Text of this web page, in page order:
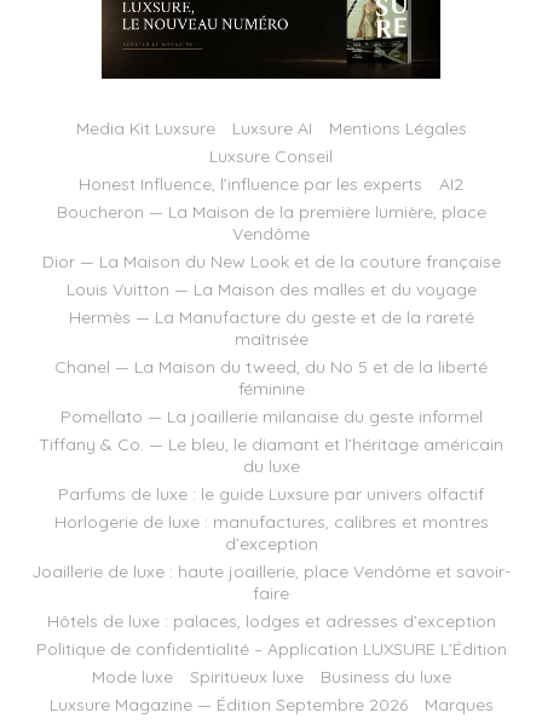
Media Kit Luxsure Luxsure AI
Mentions Légales
Luxsure Conseil
Honest Influence, l’influence par les experts
AI2
Boucheron — La Maison de la première lumière, place
Vendôme
Dior — La Maison du New Look et de la couture française
Louis Vuitton — La Maison des malles et du voyage
Hermès — La Manufacture du geste et de la rareté
maîtrisée
Chanel — La Maison du tweed, du No 5 et de la liberté
féminine
Pomellato — La joaillerie milanaise du geste informel
Tiffany & Co. — Le bleu, le diamant et l’héritage américain
du luxe
Parfums de luxe : le guide Luxsure par univers olfactif
Horlogerie de luxe : manufactures, calibres et montres
d’exception
Joaillerie de luxe : haute joaillerie, place Vendôme et savoir-
faire
Hôtels de luxe : palaces, lodges et adresses d’exception
Politique de confidentialité – Application LUXSURE L’Édition
Mode luxe
Spiritueux luxe
Business du luxe
Luxsure Magazine — Édition Septembre 2026
Marques